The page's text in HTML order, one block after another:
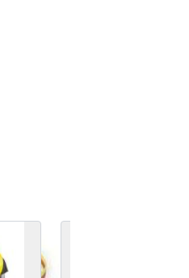
larger image